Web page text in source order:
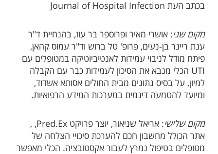
בכתב העת Journal of Hospital Infection
מקום שני: אושרי מאיר ופרוספר בר עוז, בהנחיית ד"ר
ענת ריינר בן-נעים, פרופ' טל ברוש וד"ר עמוס קהאן,
פיתח מודל לניבוי עמידות לאנטיביוטיקה במטופלים עם
UTI הכלי מנבא את הסיכון לעמידות כבר עם הקבלה
למיון, על בסיס נתונים מבית החולים אסותא אשדוד,
ומיועד להטמעה דינמית במערכות המידע הרפואיות.
מקום שלישי
: אריאל שניאור, יוצר פרויקט Pred.Ex, ,
אתר הכולל מחשבון חכם להערכת סיכויי הצלחה של
מטופלים בטיפול נמרץ לעבור אקסטובציה. הכלי מאפשר